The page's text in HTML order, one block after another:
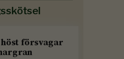
försvagar